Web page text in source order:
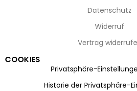
Datenschutz
Widerruf
Vertrag
COOKIES
Privatsphäre-
Historie der Privatsphäre-